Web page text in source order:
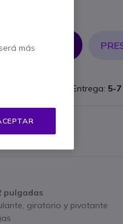
AL CARRITO
Entrega: 5-
pulgadas
giratorio y pivotante
más